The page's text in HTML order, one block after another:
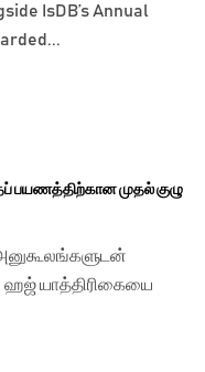
பயணத்திற்கான முதல் குழு
அனுகூலங்களுடன்
யாத்திரிகையை
IsDB’s Annual